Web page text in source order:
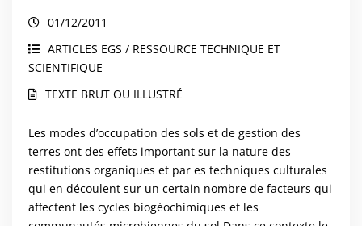
de carbone et d’azote
01/12/2011
ARTICLES EGS / RESSOURCE TECHNIQUE ET
SCIENTIFIQUE
TEXTE BRUT OU ILLUSTRÉ
Les modes d’occupation des sols et de gestion des
terres ont des effets important sur la nature des
restitutions organiques et par es techniques culturales
qui en découlent sur un certain nombre de facteurs qui
affectent les cycles biogéochimiques et les